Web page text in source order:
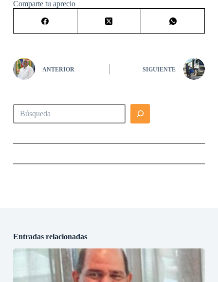
Comparte tu aprecio
ANTERIOR SIGUIENTE
Buscar
Entradas relacionadas